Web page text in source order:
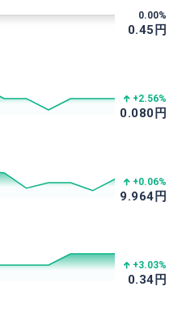
0.00%
0.45 円
+2.56%
0.080 円
+0.06%
9.964 円
+3.03%
0.34 円